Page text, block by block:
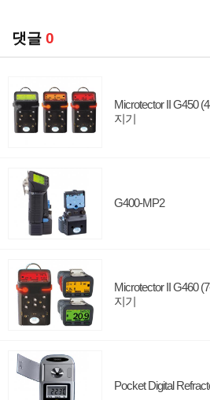
댓글 0
Microtector II G450
지기
G400-MP2
Microtector II G460
지기
Pocket Digital